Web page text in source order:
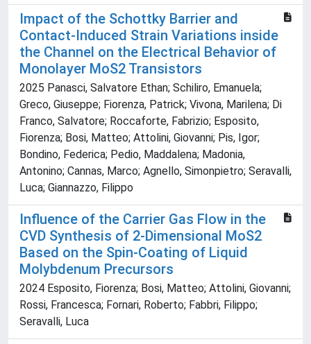
Impact of the Schottky Barrier and
Contact‐Induced Strain Variations inside
the Channel on the Electrical Behavior of
Monolayer MoS2 Transistors
2025 Panasci, Salvatore Ethan; Schiliro, Emanuela;
Greco, Giuseppe; Fiorenza, Patrick; Vivona, Marilena; Di
Franco, Salvatore; Roccaforte, Fabrizio; Esposito,
Fiorenza; Bosi, Matteo; Attolini, Giovanni; Pis, Igor;
Bondino, Federica; Pedio, Maddalena; Madonia,
Antonino; Cannas, Marco; Agnello, Simonpietro; Seravalli,
Luca; Giannazzo, Filippo
Influence of the Carrier Gas Flow in the
CVD Synthesis of 2-Dimensional MoS2
Based on the Spin-Coating of Liquid
Molybdenum Precursors
2024 Esposito, Fiorenza; Bosi, Matteo; Attolini, Giovanni;
Rossi, Francesca; Fornari, Roberto; Fabbri, Filippo;
Seravalli, Luca